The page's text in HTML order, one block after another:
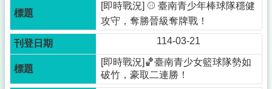
[即時戰況] ⚾️ 臺南青少年棒球隊穩健
攻守，奪勝晉級奪牌戰！
114-03-21
[即時戰況]🏀臺南青少女籃球隊勢如
破竹，豪取二連勝！